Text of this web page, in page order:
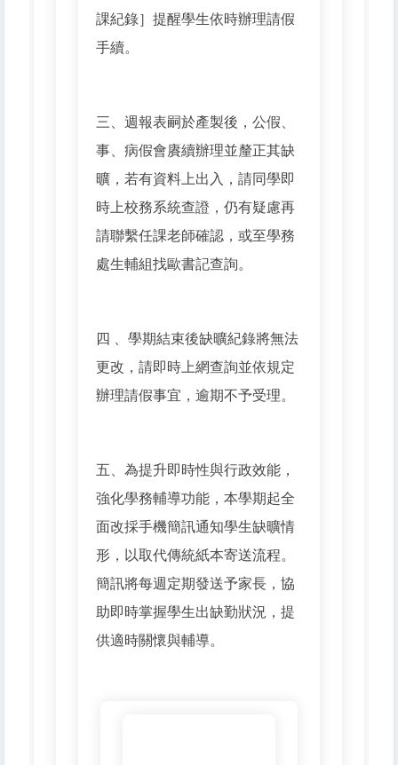
課紀錄］提醒學生依時辦理請假
手續。
三、週報表嗣於產製後，公假、
事、病假會賡續辦理並釐正其缺
曠，若有資料上出入，請同學即
時上校務系統查證，仍有疑慮再
請聯繫任課老師確認，或至學務
處生輔組找歐書記查詢。
四 、學期結束後缺曠紀錄將無法
更改，請即時上網查詢並依規定
辦理請假事宜，逾期不予受理。
五、為提升即時性與行政效能，
強化學務輔導功能，本學期起全
面改採手機簡訊通知學生缺曠情
形，以取代傳統紙本寄送流程。
簡訊將每週定期發送予家長，協
助即時掌握學生出缺勤狀況，提
供適時關懷與輔導。